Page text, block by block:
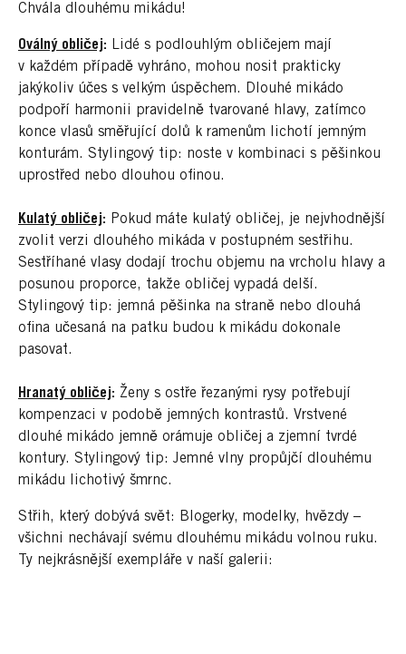
Chvála dlouhému mikádu!
Oválný obličej: Lidé s podlouhlým obličejem mají
v každém případě vyhráno, mohou nosit prakticky
jakýkoliv účes s velkým úspěchem. Dlouhé mikádo
podpoří harmonii pravidelně tvarované hlavy, zatímco
konce vlasů směřující dolů k ramenům lichotí jemným
konturám. Stylingový tip: noste v kombinaci s pěšinkou
uprostřed nebo dlouhou ofinou.
Kulatý obličej: Pokud máte kulatý obličej, je nejvhodnější
zvolit verzi dlouhého mikáda v postupném sestřihu.
Sestříhané vlasy dodají trochu objemu na vrcholu hlavy a
posunou proporce, takže obličej vypadá delší.
Stylingový tip: jemná pěšinka na straně nebo dlouhá
ofina učesaná na patku budou k mikádu dokonale
pasovat.
Hranatý obličej: Ženy s ostře řezanými rysy potřebují
kompenzaci v podobě jemných kontrastů. Vrstvené
dlouhé mikádo jemně orámuje obličej a zjemní tvrdé
kontury. Stylingový tip: Jemné vlny propůjčí dlouhému
mikádu lichotivý šmrnc.
Střih, který dobývá svět: Blogerky, modelky, hvězdy –
všichni nechávají svému dlouhému mikádu volnou ruku.
Ty nejkrásnější exempláře v naší galerii: